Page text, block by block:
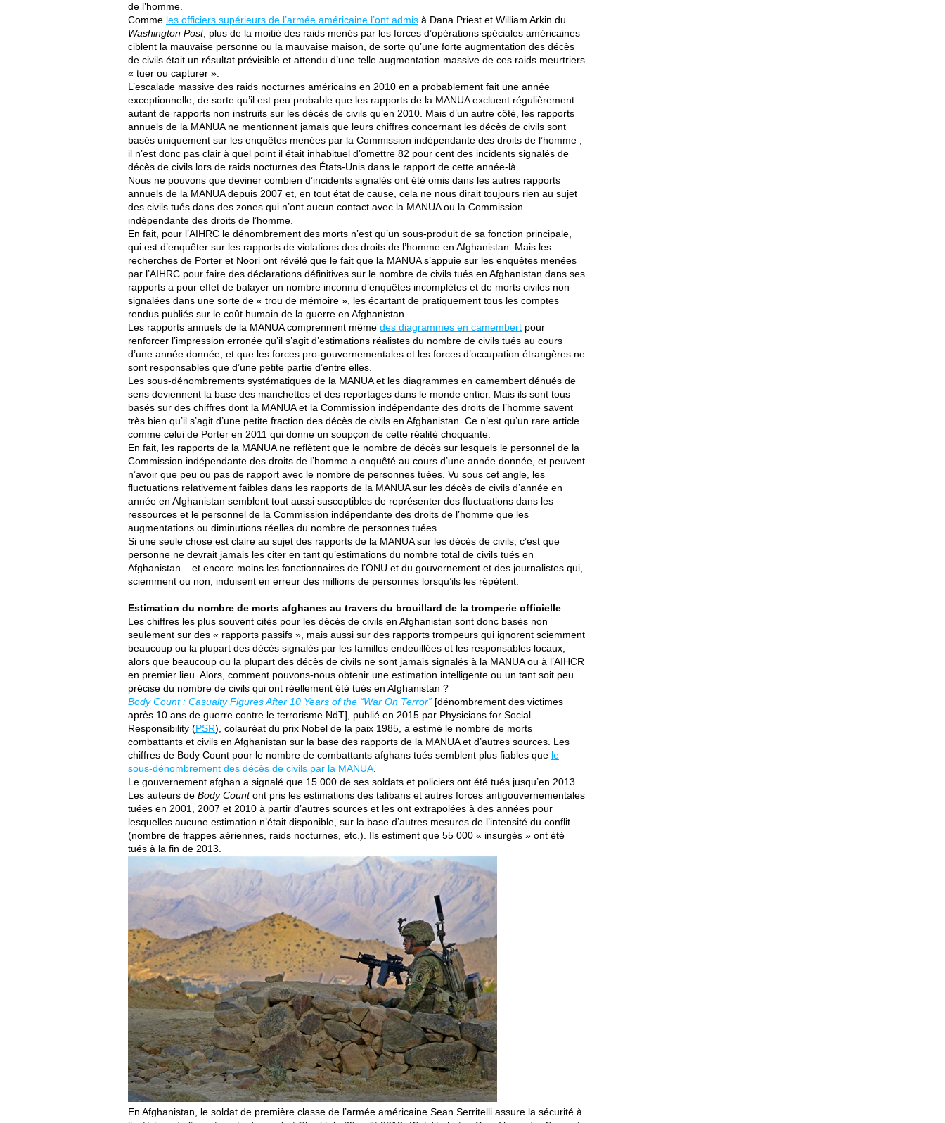
de l’homme.
Comme les officiers supérieurs de l’armée américaine l’ont admis à Dana Priest et William Arkin du
Washington Post, plus de la moitié des raids menés par les forces d’opérations spéciales américaines
ciblent la mauvaise personne ou la mauvaise maison, de sorte qu’une forte augmentation des décès
de civils était un résultat prévisible et attendu d’une telle augmentation massive de ces raids meurtriers
« tuer ou capturer ».
L’escalade massive des raids nocturnes américains en 2010 en a probablement fait une année
exceptionnelle, de sorte qu’il est peu probable que les rapports de la MANUA excluent régulièrement
autant de rapports non instruits sur les décès de civils qu’en 2010. Mais d’un autre côté, les rapports
annuels de la MANUA ne mentionnent jamais que leurs chiffres concernant les décès de civils sont
basés uniquement sur les enquêtes menées par la Commission indépendante des droits de l’homme ;
il n’est donc pas clair à quel point il était inhabituel d’omettre 82 pour cent des incidents signalés de
décès de civils lors de raids nocturnes des États-Unis dans le rapport de cette année-là.
Nous ne pouvons que deviner combien d’incidents signalés ont été omis dans les autres rapports
annuels de la MANUA depuis 2007 et, en tout état de cause, cela ne nous dirait toujours rien au sujet
des civils tués dans des zones qui n’ont aucun contact avec la MANUA ou la Commission
indépendante des droits de l’homme.
En fait, pour l’AIHRC le dénombrement des morts n’est qu’un sous-produit de sa fonction principale,
qui est d’enquêter sur les rapports de violations des droits de l’homme en Afghanistan. Mais les
recherches de Porter et Noori ont révélé que le fait que la MANUA s’appuie sur les enquêtes menées
par l’AIHRC pour faire des déclarations définitives sur le nombre de civils tués en Afghanistan dans ses
rapports a pour effet de balayer un nombre inconnu d’enquêtes incomplètes et de morts civiles non
signalées dans une sorte de « trou de mémoire », les écartant de pratiquement tous les comptes
rendus publiés sur le coût humain de la guerre en Afghanistan.
Les rapports annuels de la MANUA comprennent même des diagrammes en camembert pour
renforcer l’impression erronée qu’il s’agit d’estimations réalistes du nombre de civils tués au cours
d’une année donnée, et que les forces pro-gouvernementales et les forces d’occupation étrangères ne
sont responsables que d’une petite partie d’entre elles.
Les sous-dénombrements systématiques de la MANUA et les diagrammes en camembert dénués de
sens deviennent la base des manchettes et des reportages dans le monde entier. Mais ils sont tous
basés sur des chiffres dont la MANUA et la Commission indépendante des droits de l’homme savent
très bien qu’il s’agit d’une petite fraction des décès de civils en Afghanistan. Ce n’est qu’un rare article
comme celui de Porter en 2011 qui donne un soupçon de cette réalité choquante.
En fait, les rapports de la MANUA ne reflètent que le nombre de décès sur lesquels le personnel de la
Commission indépendante des droits de l’homme a enquêté au cours d’une année donnée, et peuvent
n’avoir que peu ou pas de rapport avec le nombre de personnes tuées. Vu sous cet angle, les
fluctuations relativement faibles dans les rapports de la MANUA sur les décès de civils d’année en
année en Afghanistan semblent tout aussi susceptibles de représenter des fluctuations dans les
ressources et le personnel de la Commission indépendante des droits de l’homme que les
augmentations ou diminutions réelles du nombre de personnes tuées.
Si une seule chose est claire au sujet des rapports de la MANUA sur les décès de civils, c’est que
personne ne devrait jamais les citer en tant qu’estimations du nombre total de civils tués en
Afghanistan – et encore moins les fonctionnaires de l’ONU et du gouvernement et des journalistes qui,
sciemment ou non, induisent en erreur des millions de personnes lorsqu’ils les répètent.
Estimation du nombre de morts afghanes au travers du brouillard de la tromperie officielle
Les chiffres les plus souvent cités pour les décès de civils en Afghanistan sont donc basés non
seulement sur des « rapports passifs », mais aussi sur des rapports trompeurs qui ignorent sciemment
beaucoup ou la plupart des décès signalés par les familles endeuillées et les responsables locaux,
alors que beaucoup ou la plupart des décès de civils ne sont jamais signalés à la MANUA ou à l’AIHCR
en premier lieu. Alors, comment pouvons-nous obtenir une estimation intelligente ou un tant soit peu
précise du nombre de civils qui ont réellement été tués en Afghanistan ?
Body Count : Casualty Figures After 10 Years of the “War On Terror” [dénombrement des victimes
après 10 ans de guerre contre le terrorisme NdT], publié en 2015 par Physicians for Social
Responsibility (PSR), colauréat du prix Nobel de la paix 1985, a estimé le nombre de morts
combattants et civils en Afghanistan sur la base des rapports de la MANUA et d’autres sources. Les
chiffres de Body Count pour le nombre de combattants afghans tués semblent plus fiables que le
sous-dénombrement des décès de civils par la MANUA
Le gouvernement afghan a signalé que 15 000 de ses soldats et policiers ont été tués jusqu’en 2013.
Les auteurs de Body Countont pris les estimations des talibans et autres forces antigouvernementales
tuées en 2001, 2007 et 2010 à partir d’autres sources et les ont extrapolées à des années pour
lesquelles aucune estimation n’était disponible, sur la base d’autres mesures de l’intensité du conflit
(nombre de frappes aériennes, raids nocturnes, etc.). Ils estiment que 55 000 « insurgés » ont été
tués à la fin de 2013.
En Afghanistan, le soldat de première classe de l’armée américaine Sean Serritelli assure la sécurité à